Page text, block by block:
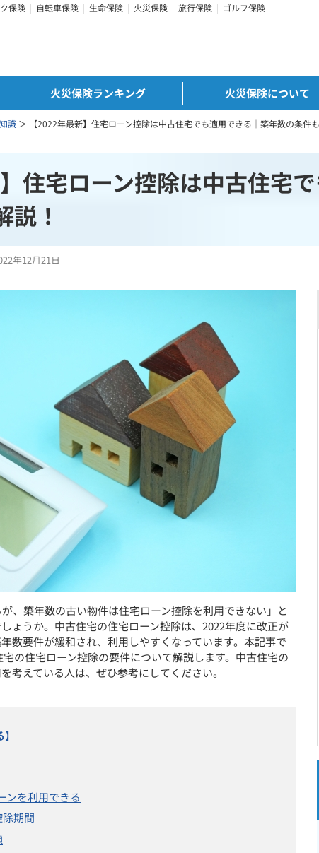
保険 自転車保険 生命保険 火災保険 旅行保険 ゴルフ保険
火災保険ランキング 火災保険について
識 ＞ 【2022年最新】住宅ローン控除は中古住宅でも適用できる｜築年数の条件
住宅ローン控除は中古住宅
説！
年12月21日
、築年数の古い物件は住宅ローン控除を利用できない」と
ょうか。中古住宅の住宅ローン控除は、2022年度に改正が
数要件が緩和され、利用しやすくなっています。本記事で
の住宅ローン控除の要件について解説します。中古住宅の
考えている人は、ぜひ参考にしてください。
ンを利用できる
期間